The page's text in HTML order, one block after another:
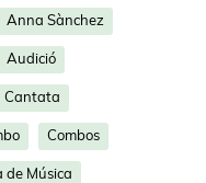
Anna Sànchez
Audició
Cantata
Combos
de Música